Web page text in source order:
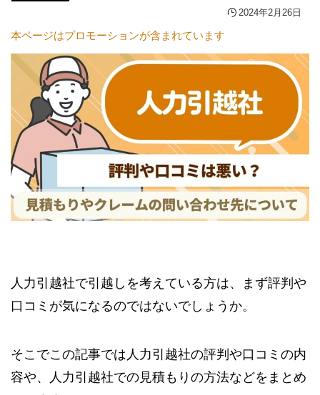
2024年2月26日
本ページはプロモーションが含まれています
人力引越社で引越しを考えている方は、まず評判や
口コミが気になるのではないでしょうか。
そこでこの記事では人力引越社の評判や口コミの内
容や、人力引越社での見積もりの方法などをまとめ